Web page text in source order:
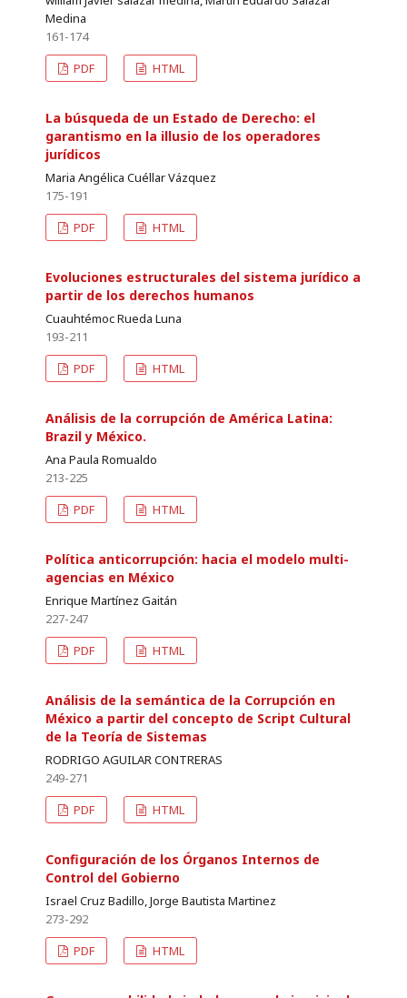
Medina
161-174
PDF
HTML
La búsqueda de un Estado de Derecho: el
garantismo en la illusio de los operadores
jurídicos
Maria Angélica Cuéllar Vázquez
175-191
PDF
HTML
Evoluciones estructurales del sistema jurídico a
partir de los derechos humanos
Cuauhtémoc Rueda Luna
193-211
PDF
HTML
Análisis de la corrupción de América Latina:
Brazil y México.
Ana Paula Romualdo
213-225
PDF
HTML
Política anticorrupción: hacia el modelo multi-
agencias en México
Enrique Martínez Gaitán
227-247
PDF
HTML
Análisis de la semántica de la Corrupción en
México a partir del concepto de Script Cultural
de la Teoría de Sistemas
RODRIGO AGUILAR CONTRERAS
249-271
PDF
HTML
Configuración de los Órganos Internos de
Control del Gobierno
Israel Cruz Badillo, Jorge Bautista Martinez
273-292
PDF
HTML